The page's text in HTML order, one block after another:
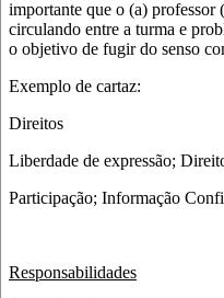
importante que o (a) professor
circulando entre a turma e
o objetivo de fugir do senso
Exemplo de cartaz:
Direitos
Liberdade de expressão;
Participação; Informação
Responsabilidades